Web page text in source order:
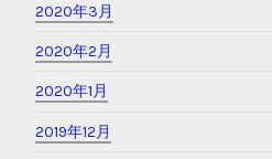
2020年3月
2020年2月
2020年1月
2019年12月